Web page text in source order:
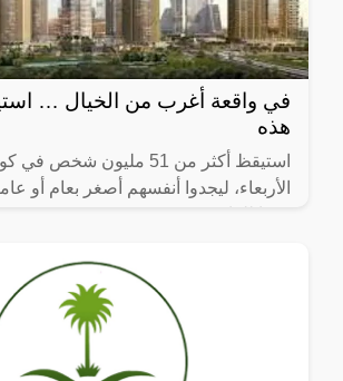
في واقعة أغرب من الخيال …
هذه
استيقظ أكثر من 51 مليون شخص
الأربعاء، ليجدوا أنفسهم أصغر بعام أو